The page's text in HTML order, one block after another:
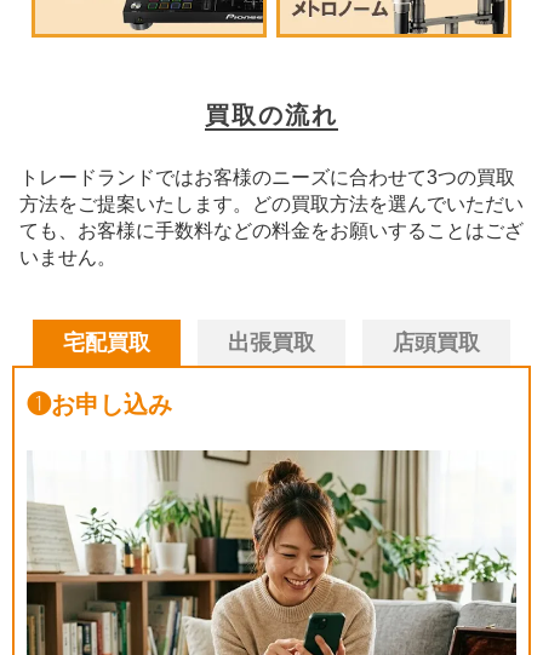
買取の流れ
トレードランドではお客様のニーズに合わせて3つの買取
方法をご提案いたします。
どの買取方法を選んでいただい
ても、お客様に手数料などの料金をお願いすることはござ
いません。
宅配買取 出張買取 店頭買取
❶お申し込み